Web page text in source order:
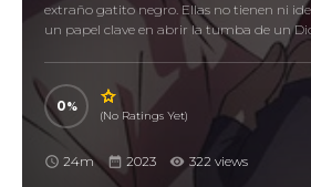
extraño gatito negro. Ellas no tienen ni
un papel clave en abrir la tumba de un
0
(No Ratings Yet)
24m 2023 322 views